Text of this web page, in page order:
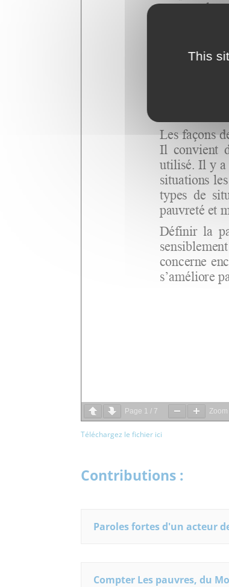
Page 1 / 7 Zoom
Téléchargez le fichier ici
Contributions :
Paroles fortes d'un acteur
Compter Les pauvres, du
This